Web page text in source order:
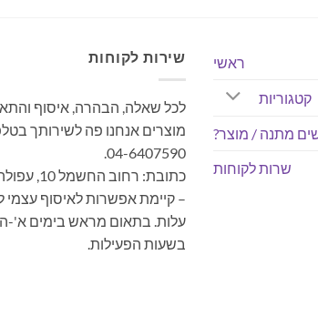
ראשי
קטגוריות
מתנה / מוצר?
שרות לקוחות
שירות לקוחות
לכל שאלה, הבהרה, איסוף
מוצרים אנחנו פה לשירותך
04-6407590.
כתובת: רחוב החשמל 10, עפולה.
– קיימת אפשרות לאיסוף עצמי
עלות. בתאום מראש בימים א'-
בשעות הפעילות.